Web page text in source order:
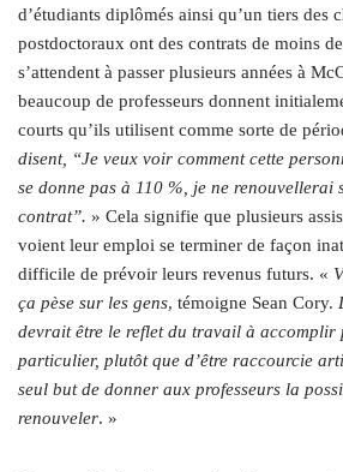
d’étudiants diplômés ainsi qu’un tiers des
postdoctoraux ont des contrats de moins
s’attendent à passer plusieurs années à
beaucoup de professeurs donnent
courts qu’ils utilisent comme sorte de
disent, “Je veux voir comment cette
se donne pas à 110 %, je ne renouvellerai
contrat”. » Cela signifie que plusieurs
voient leur emploi se terminer de façon
difficile de prévoir leurs revenus futurs. «
ça pèse sur les gens, témoigne Sean Cory.
devrait être le reflet du travail à accomplir
particulier, plutôt que d’être raccourcie
seul but de donner aux professeurs la
renouveler. »